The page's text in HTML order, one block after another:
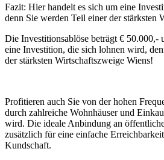
Fazit: Hier handelt es sich um eine
denn Sie werden Teil einer der stärksten
Die Investitionsablöse beträgt € 50.000,-
eine Investition, die sich lohnen wird,
der stärksten Wirtschaftszweige Wiens!
Profitieren auch Sie von der hohen
durch zahlreiche Wohnhäuser und
wird. Die ideale Anbindung an
zusätzlich für eine einfache
Kundschaft.